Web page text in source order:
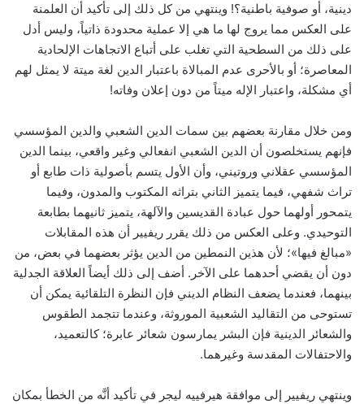
دينية، أو صوفية باطنية؟! وينتهي من كل ذلك إلى تأكيد أن العلمنة
على العكس مما يروج لها ما هي إلا عملية محدودة ذاتياً، وليس أدل
على ذلك من السطحية التي تغلب على أتباع الاتجاهات الإلحادية
المعاصرة؛ أو بالأحرى عدم المبالاة باعتبار الدين لغة ميتة لا يمثل لهم
أي مشكلة، واعتبار الإله ميتاً من دون إعلان وفاته!
ومن خلال مقارنة بعضهم بين سمات الدين الشعبي والدين المؤسسي
فإنهم يستخلصون أن الدين الشعبي انفعالي وغير واقعي، بينما الدين
المؤسسي عقلاني وروتيني، وأن الأول يتسم بأصولية ذات طابع أو
تراث شفهي، فيما يتميز الثاني بتراثه المكتوب والمدون، وفيما
يتمحور أولهما حول عبادة القديسين والآلهة، يتميز ثانيهما بطابعة
التوحيدي. وعلى العكس من ذلك يقرر ريفيير أن هذه المقابلات
«مبالغ فيها»؛ لأن هذين النمطين من الدين يؤثر بعضهما في بعض، من
دون أن يقضي أحدهما على الآخر. أضف إلى ذلك أيضاً العلاقة الجدلية
بينهما، فعندما يضعف النظام الديني فإن النظرة التلقائية يمكن أن
تستوحى من التقاليد الشعبية الموروثة، وعندما تتجمد الطقوس
والشعائر الدينية فإن البشر يمارسون شعائر عابرة؛ كالتعميد،
والاحتفالات المقدسة وغيرهما.
وينتهي ريفيير إلى موافقة هيرفييه ليجر في تأكيد أنَّه من الخطأ بمكان